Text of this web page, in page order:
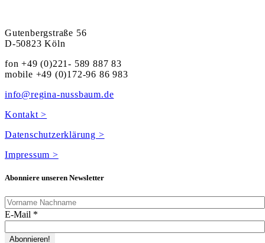
Gutenbergstraße 56
D-50823 Köln
fon +49 (0)221- 589 887 83
mobile +49 (0)172-96 86 983
info@regina-nussbaum.de
Kontakt >
Datenschutzerklärung >
Impressum >
Abonniere unseren Newsletter
E-Mail *